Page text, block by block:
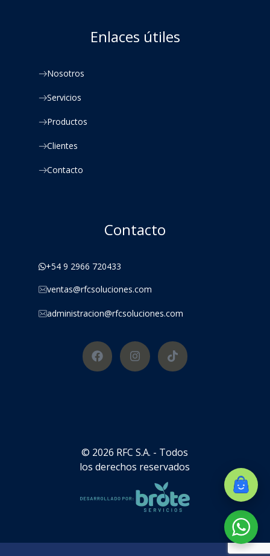
Enlaces útiles
Nosotros
Servicios
Productos
Clientes
Contacto
Contacto
+54 9 2966 720433
ventas@rfcsoluciones.com
administracion@rfcsoluciones.com
© 2026 RFC S.A. - Todos
los derechos reservados